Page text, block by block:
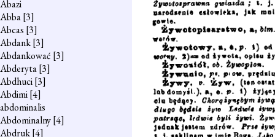
Abazi
Abba[3]
Abcas [3]
Abdank[3]
Abdankować [3]
Abderyta[3]
Abdhuci[3]
Abdimi[4]
abdominalis
Abdominalny[4]
Abdruk[4]